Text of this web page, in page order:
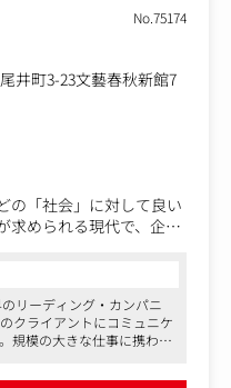
ントに対して、コミュニ
ーション設計プランニン
案・実行を行っていただ
画立案）
ニケーション戦略の立
ど媒体特性に応じた配
No.75174
井町3-23文藝春秋新館7
の「社会」に対して良い
求められる現代で、企業
には広告やプロモーショ
な影響をもたらす取り組
ていきます。
る、日本のパブリックリ
リーディング・カンパニ
クライアントにコミュニケ
規模の大きな仕事に携われ